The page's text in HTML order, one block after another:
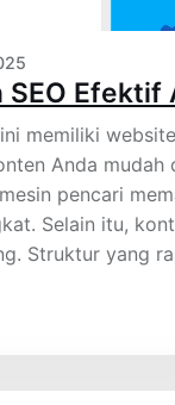
memiliki
Anda
pencari
Selain itu,
Struktur yang